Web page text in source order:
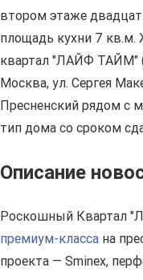
втором этаже
площадь кухни 7
квартал "ЛАЙФ ТАЙМ"
Москва, ул. Сергея
Пресненский рядом с
тип дома со сроком
Описание
Роскошный Квартал
премиум-класса на
проекта — Sminex,